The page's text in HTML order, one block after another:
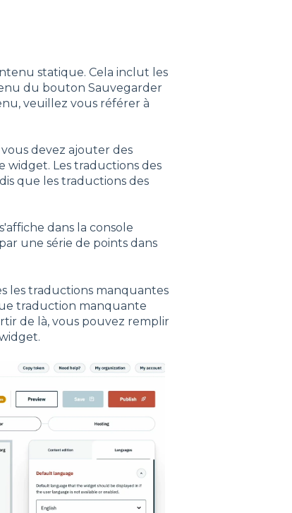
statique. Cela inclut les
du bouton Sauvegarder
veuillez vous référer à
devez ajouter des
Les traductions des
que les traductions des
dans la console
une série de points dans
les traductions manquantes
traduction manquante
de là, vous pouvez remplir